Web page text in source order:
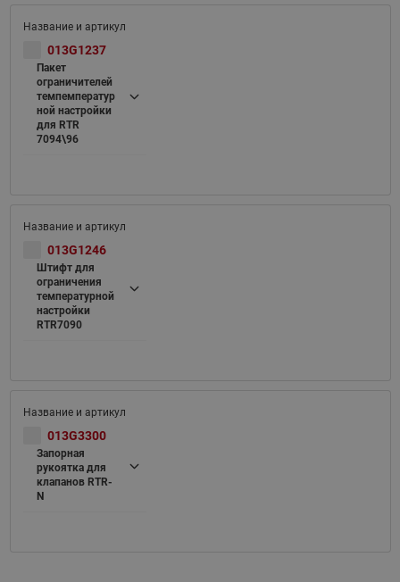
013G1237
Пакет
ограничителей
темпемператур
ной настройки
для RTR
7094\96
013G1246
Штифт для
ограничения
температурной
настройки
RTR7090
013G3300
Запорная
рукоятка для
клапанов RTR-
N